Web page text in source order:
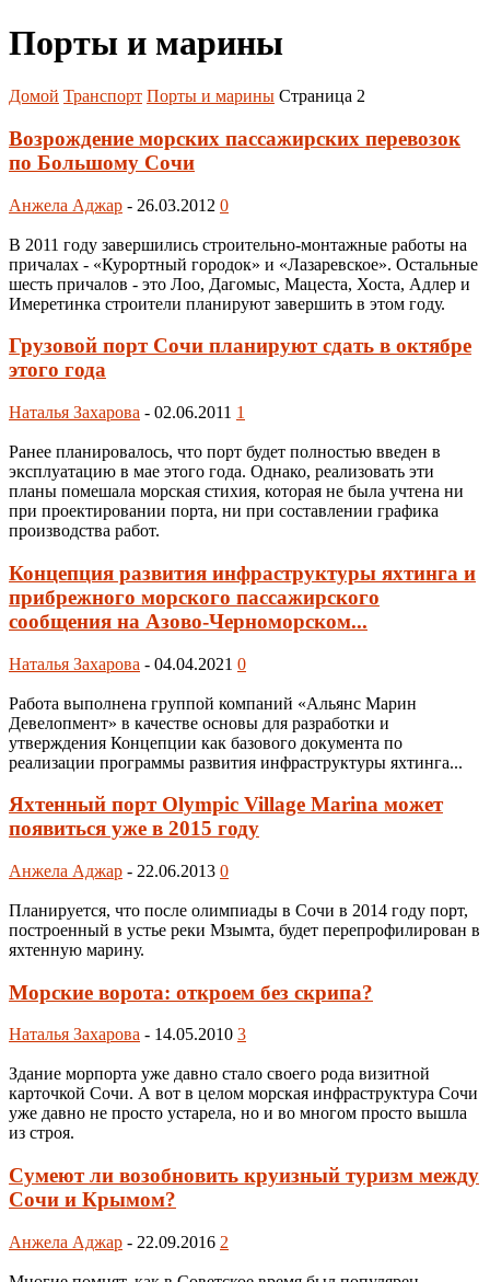
Порты и марины
Домой Транспорт Порты и марины Страница 2
Возрождение морских пассажирских перевозок
по Большому Сочи
Анжела Аджар - 26.03.2012 0
В 2011 году завершились строительно-монтажные работы на
причалах - «Курортный городок» и «Лазаревское». Остальные
шесть причалов - это Лоо, Дагомыс, Мацеста, Хоста, Адлер и
Имеретинка строители планируют завершить в этом году.
Грузовой порт Сочи планируют сдать в октябре
этого года
Наталья Захарова - 02.06.2011 1
Ранее планировалось, что порт будет полностью введен в
эксплуатацию в мае этого года. Однако, реализовать эти
планы помешала морская стихия, которая не была учтена ни
при проектировании порта, ни при составлении графика
производства работ.
Концепция развития инфраструктуры яхтинга и
прибрежного морского пассажирского
сообщения на Азово-Черноморском...
Наталья Захарова - 04.04.2021 0
Работа выполнена группой компаний «Альянс Марин
Девелопмент» в качестве основы для разработки и
утверждения Концепции как базового документа по
реализации программы развития инфраструктуры яхтинга...
Яхтенный порт Olympic Village Marina может
появиться уже в 2015 году
Анжела Аджар - 22.06.2013 0
Планируется, что после олимпиады в Сочи в 2014 году порт,
построенный в устье реки Мзымта, будет перепрофилирован в
яхтенную марину.
Морские ворота: откроем без скрипа?
Наталья Захарова - 14.05.2010 3
Здание морпорта уже давно стало своего рода визитной
карточкой Сочи. А вот в целом морская инфраструктура Сочи
уже давно не просто устарела, но и во многом просто вышла
из строя.
Сумеют ли возобновить круизный туризм между
Сочи и Крымом?
Анжела Аджар - 22.09.2016 2